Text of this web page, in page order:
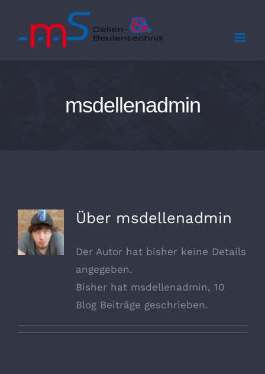
springen
msdellenadmin
Über msdellenadmin
Der Autor hat bisher keine Details
angegeben.
Bisher hat msdellenadmin, 10
Blog Beiträge geschrieben.